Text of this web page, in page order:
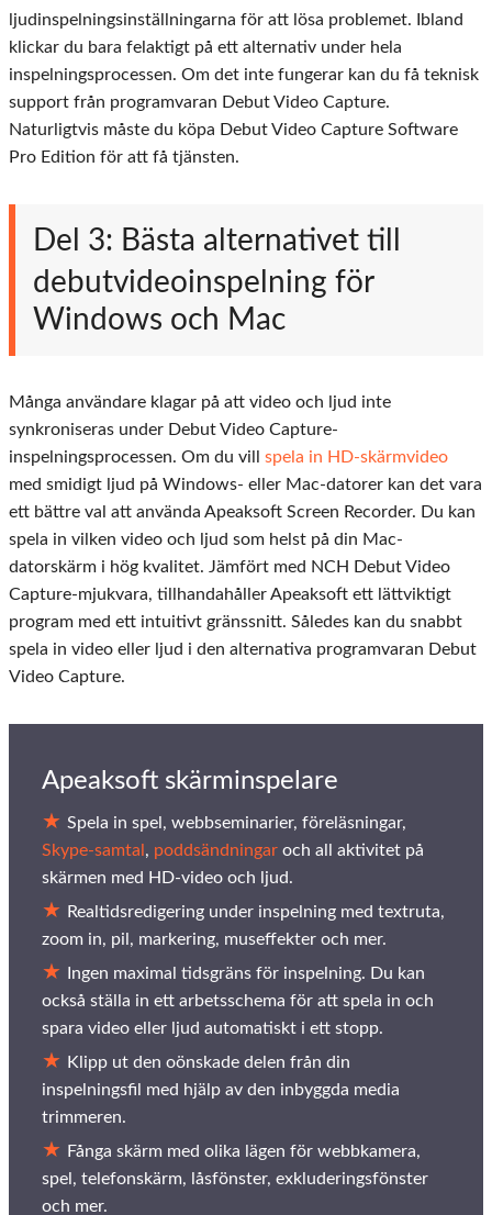
ljudinspelningsinställningarna för att lösa problemet. Ibland
klickar du bara felaktigt på ett alternativ under hela
inspelningsprocessen. Om det inte fungerar kan du få teknisk
support från programvaran Debut Video Capture.
Naturligtvis måste du köpa Debut Video Capture Software
Pro Edition för att få tjänsten.
Del 3: Bästa alternativet till
debutvideoinspelning för
Windows och Mac
Många användare klagar på att video och ljud inte
synkroniseras under Debut Video Capture-
inspelningsprocessen. Om du vill spela in HD-skärmvideo
med smidigt ljud på Windows- eller Mac-datorer kan det vara
ett bättre val att använda Apeaksoft Screen Recorder. Du kan
spela in vilken video och ljud som helst på din Mac-
datorskärm i hög kvalitet. Jämfört med NCH Debut Video
Capture-mjukvara, tillhandahåller Apeaksoft ett lättviktigt
program med ett intuitivt gränssnitt. Således kan du snabbt
spela in video eller ljud i den alternativa programvaran Debut
Video Capture.
Apeaksoft skärminspelare
Spela in spel, webbseminarier, föreläsningar,
Skype-samtal , poddsändningar och all aktivitet på
skärmen med HD-video och ljud.
Realtidsredigering under inspelning med textruta,
zoom in, pil, markering, museffekter och mer.
Ingen maximal tidsgräns för inspelning. Du kan
också ställa in ett arbetsschema för att spela in och
spara video eller ljud automatiskt i ett stopp.
Klipp ut den oönskade delen från din
inspelningsfil med hjälp av den inbyggda media
trimmeren.
Fånga skärm med olika lägen för webbkamera,
spel, telefonskärm, låsfönster, exkluderingsfönster
och mer.